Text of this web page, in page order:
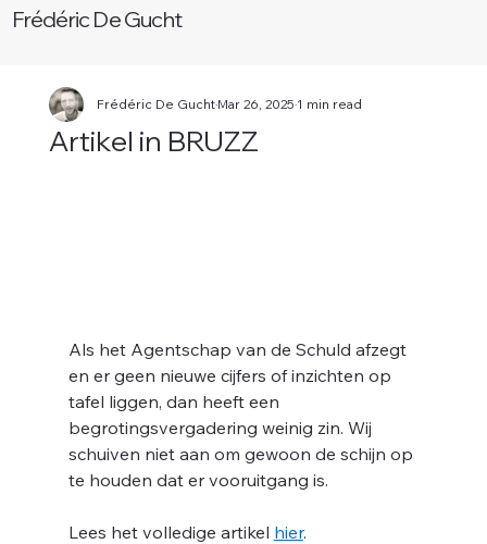
Frédéric De Gucht
W
Artikel in BRUZZ
Frédéric De GuchtMar 26, 20251 min read
Als het Agentschap van de Schuld afzegt
en er geen nieuwe cijfers of inzichten op
tafel liggen, dan heeft een
begrotingsvergadering weinig zin. Wij
schuiven niet aan om gewoon de schijn op
te houden dat er vooruitgang is.
Lees het volledige artikel hier.